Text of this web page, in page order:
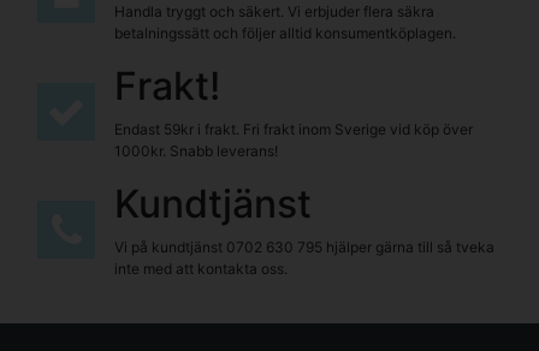
Handla tryggt och säkert. Vi erbjuder flera säkra
betalningssätt och följer alltid konsumentköplagen.
Frakt!
Endast 59kr i frakt. Fri frakt inom Sverige vid köp över
1000kr. Snabb leverans!
Kundtjänst
Vi på kundtjänst 0702 630 795 hjälper gärna till så tveka
inte med att kontakta oss.